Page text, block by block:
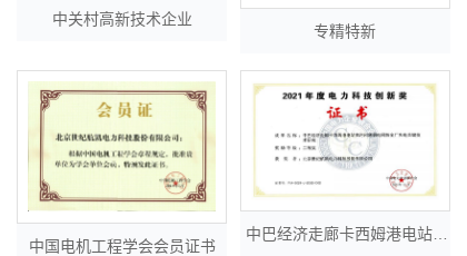
中关村高新技术企业
专精特新
中国电机工程学会会员证书
中巴经济走廊卡西姆港电站高污闪薄弱电网防全厂失电关键技术研究-2021年度电力科技创新奖